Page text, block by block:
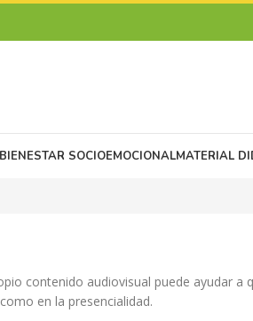
BIENESTAR SOCIOEMOCIONALMATERIAL
contenido audiovisual puede ayudar a
en la presencialidad.